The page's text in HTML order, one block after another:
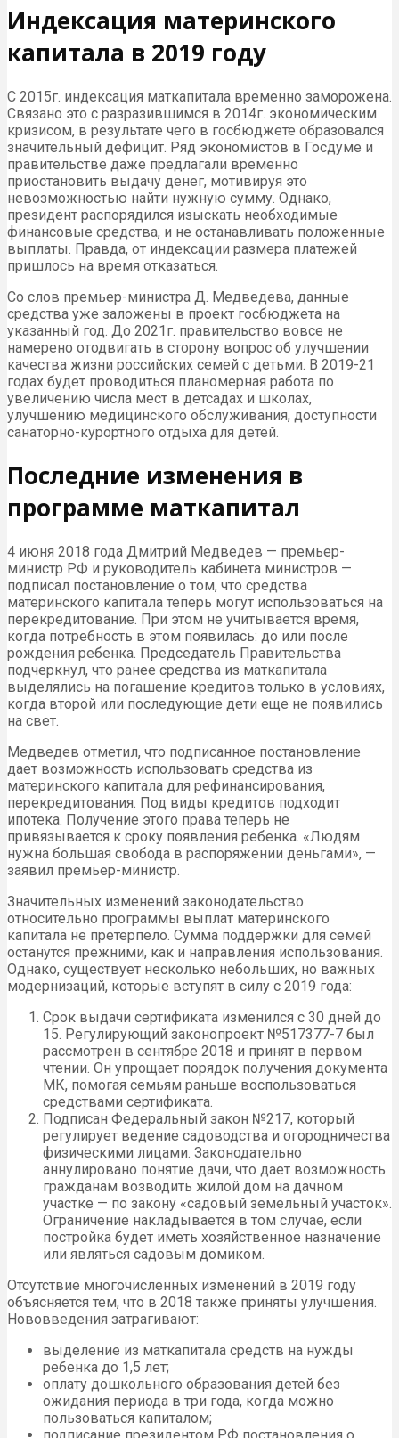
Индексация материнского
капитала в 2019 году
С 2015г. индексация маткапитала временно заморожена.
Связано это с разразившимся в 2014г. экономическим
кризисом, в результате чего в госбюджете образовался
значительный дефицит. Ряд экономистов в Госдуме и
правительстве даже предлагали временно
приостановить выдачу денег, мотивируя это
невозможностью найти нужную сумму. Однако,
президент распорядился изыскать необходимые
финансовые средства, и не останавливать положенные
выплаты. Правда, от индексации размера платежей
пришлось на время отказаться.
Со слов премьер-министра Д. Медведева, данные
средства уже заложены в проект госбюджета на
указанный год. До 2021г. правительство вовсе не
намерено отодвигать в сторону вопрос об улучшении
качества жизни российских семей с детьми. В 2019-21
годах будет проводиться планомерная работа по
увеличению числа мест в детсадах и школах,
улучшению медицинского обслуживания, доступности
санаторно-курортного отдыха для детей.
Последние изменения в
программе маткапитал
4 июня 2018 года Дмитрий Медведев — премьер-
министр РФ и руководитель кабинета министров —
подписал постановление о том, что средства
материнского капитала теперь могут использоваться на
перекредитование. При этом не учитывается время,
когда потребность в этом появилась: до или после
рождения ребенка. Председатель Правительства
подчеркнул, что ранее средства из маткапитала
выделялись на погашение кредитов только в условиях,
когда второй или последующие дети еще не появились
на свет.
Медведев отметил, что подписанное постановление
дает возможность использовать средства из
материнского капитала для рефинансирования,
перекредитования. Под виды кредитов подходит
ипотека. Получение этого права теперь не
привязывается к сроку появления ребенка. «Людям
нужна большая свобода в распоряжении деньгами», —
заявил премьер-министр.
Значительных изменений законодательство
относительно программы выплат материнского
капитала не претерпело. Сумма поддержки для семей
останутся прежними, как и направления использования.
Однако, существует несколько небольших, но важных
модернизаций, которые вступят в силу с 2019 года:
Срок выдачи сертификата изменился с 30 дней до
15. Регулирующий законопроект №517377-7 был
рассмотрен в сентябре 2018 и принят в первом
чтении. Он упрощает порядок получения документа
МК, помогая семьям раньше воспользоваться
средствами сертификата.
Подписан Федеральный закон №217, который
регулирует ведение садоводства и огородничества
физическими лицами. Законодательно
аннулировано понятие дачи, что дает возможность
гражданам возводить жилой дом на дачном
участке — по закону «садовый земельный участок».
Ограничение накладывается в том случае, если
постройка будет иметь хозяйственное назначение
или являться садовым домиком.
Отсутствие многочисленных изменений в 2019 году
объясняется тем, что в 2018 также приняты улучшения.
Нововведения затрагивают:
выделение из маткапитала средств на нужды
ребенка до 1,5 лет;
оплату дошкольного образования детей без
ожидания периода в три года, когда можно
пользоваться капиталом;